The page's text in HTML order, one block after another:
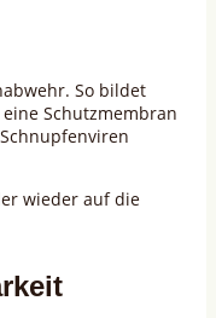
So bildet
Schutzmembran
wieder auf die